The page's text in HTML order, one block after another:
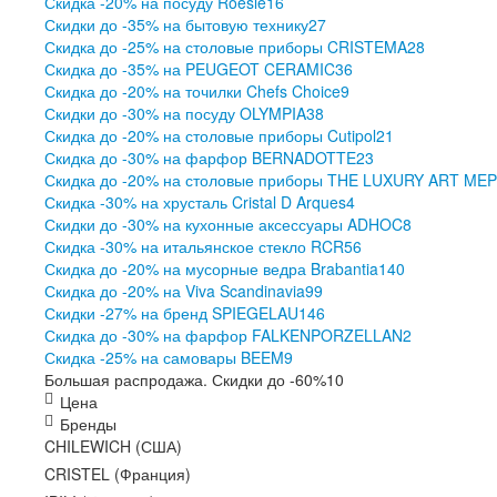
Скидки до -35% на бытовую технику27
Скидка до -25% на столовые приборы CRISTEMA28
Скидка до -35% на PEUGEOT CERAMIC36
Скидка до -20% на точилки Chefs Choice9
Скидки до -30% на посуду OLYMPIA38
Скидка до -20% на столовые приборы Cutipol21
Скидка до -30% на фарфор BERNADOTTE23
Скидка до -20% на столовые приборы THE LUXURY ART
Скидка -30% на хрусталь Cristal D Arques4
Скидки до -30% на кухонные аксессуары ADHOC8
Скидка -30% на итальянское стекло RCR56
Скидка до -20% на мусорные ведра Brabantia140
Скидка до -20% на Viva Scandinavia99
Скидки -27% на бренд SPIEGELAU146
Скидка до -30% на фарфор FALKENPORZELLAN2
Скидка -25% на самовары BEEM9
Большая распродажа. Скидки до -60%10
Цена
Бренды
CHILEWICH (США)
CRISTEL (Франция)